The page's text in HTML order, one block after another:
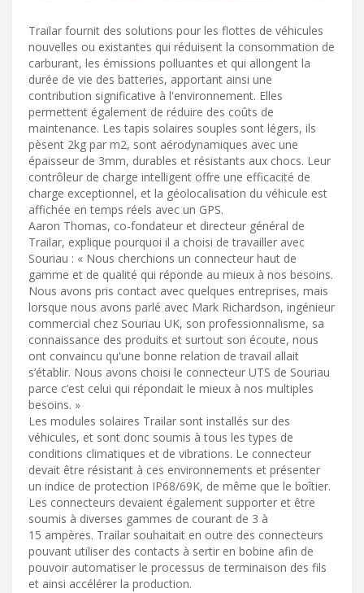
Trailar fournit des solutions pour les flottes de véhicules
nouvelles ou existantes qui réduisent la consommation de
carburant, les émissions polluantes et qui allongent la
durée de vie des batteries, apportant ainsi une
contribution significative à l'environnement. Elles
permettent également de réduire des coûts de
maintenance. Les tapis solaires souples sont légers, ils
pèsent 2kg par m2, sont aérodynamiques avec une
épaisseur de 3mm, durables et résistants aux chocs. Leur
contrôleur de charge intelligent offre une efficacité de
charge exceptionnel, et la géolocalisation du véhicule est
affichée en temps réels avec un GPS.
Aaron Thomas, co-fondateur et directeur général de
Trailar, explique pourquoi il a choisi de travailler avec
Souriau : « Nous cherchions un connecteur haut de
gamme et de qualité qui réponde au mieux à nos besoins.
Nous avons pris contact avec quelques entreprises, mais
lorsque nous avons parlé avec Mark Richardson, ingénieur
commercial chez Souriau UK, son professionnalisme, sa
connaissance des produits et surtout son écoute, nous
ont convaincu qu'une bonne relation de travail allait
s’établir. Nous avons choisi le connecteur UTS de Souriau
parce c’est celui qui répondait le mieux à nos multiples
besoins. »
Les modules solaires Trailar sont installés sur des
véhicules, et sont donc soumis à tous les types de
conditions climatiques et de vibrations. Le connecteur
devait être résistant à ces environnements et présenter
un indice de protection IP68/69K, de même que le boîtier.
Les connecteurs devaient également supporter et être
soumis à diverses gammes de courant de 3 à
15 ampères. Trailar souhaitait en outre des connecteurs
pouvant utiliser des contacts à sertir en bobine afin de
pouvoir automatiser le processus de terminaison des fils
et ainsi accélérer la production.